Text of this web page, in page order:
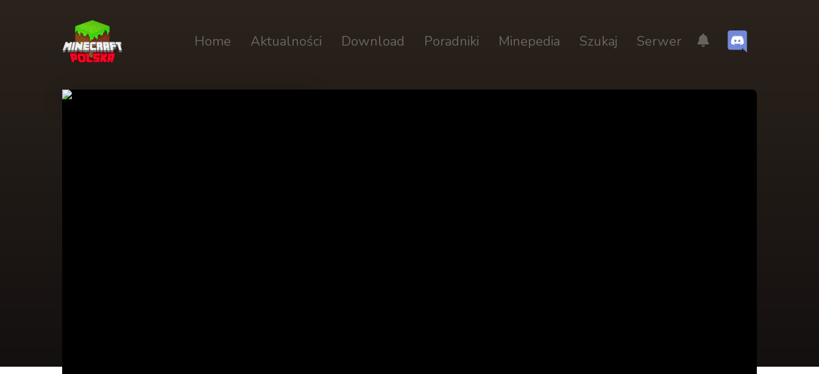
Home Aktualności Download Poradniki Minepedia Szukaj Serwer